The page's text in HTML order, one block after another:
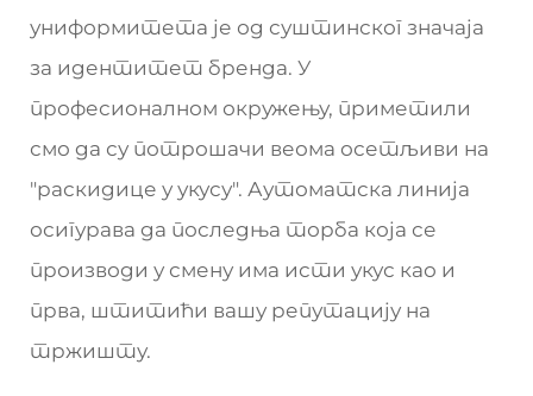
униформитета је од суштинског значаја
за идентитет бренда. У
професионалном окружењу, приметили
смо да су потрошачи веома осетљиви на
"раскидице у укусу". Аутоматска линија
осигурава да последња торба која се
производи у смену има исти укус као и
прва, штитићи вашу репутацију на
тржишту.